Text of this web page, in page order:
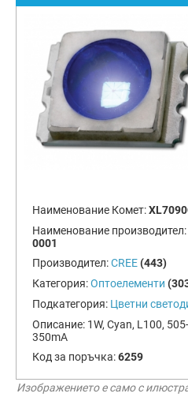
Наименование Комет:
Наименование производител:
0001
Производител:CREE (443)
Категория:Оптоелементи
Подкатегория: Цветни
Описание: 1W, Cyan, L100,
350mA
Код за поръчка:6259
Изображението е само с